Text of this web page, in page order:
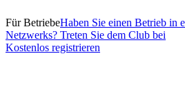
Für BetriebeHaben Sie einen Betrieb in
Netzwerks? Treten Sie dem Club bei
Kostenlos registrieren